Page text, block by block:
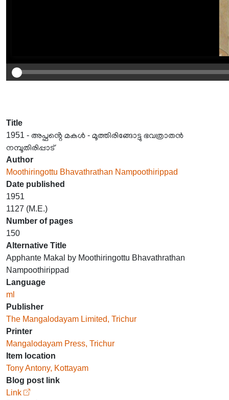
Title
1951 - അപ്ഫൻ്റെ മകൾ - മൂത്തിരിങ്ങോട്ടു ഭവത്രാതൻ
നമ്പൂതിരിപ്പാട്
Author
Moothiringottu Bhavathrathan Nampoothirippad
Date published
1951
1127 (M.E.)
Number of pages
150
Alternative Title
Apphante Makal by Moothiringottu Bhavathrathan
Nampoothirippad
Language
ml
Publisher
The Mangalodayam Limited, Trichur
Printer
Mangalodayam Press, Trichur
Item location
Tony Antony, Kottayam
Blog post link
Link